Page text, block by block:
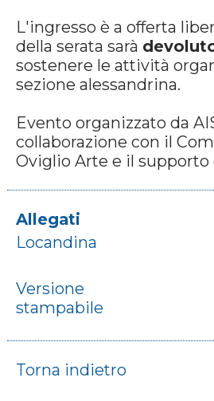
L'ingresso è a offerta
della serata sarà
sostenere le attività
sezione alessandrina.
Evento organizzato da
collaborazione con il
Oviglio Arte e il supporto
Allegati
Locandina
Versione
stampabile
Torna indietro